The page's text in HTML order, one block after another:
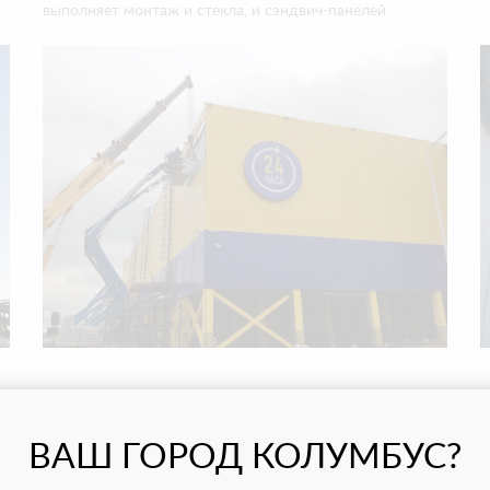
выполняет монтаж и стекла, и сэндвич-панелей
ВАШ ГОРОД КОЛУМБУС?